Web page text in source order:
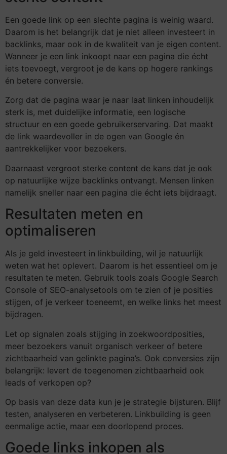
Een goede link op een slechte pagina is weinig waard.
Daarom is het belangrijk dat je niet alleen investeert in
backlinks, maar ook in de kwaliteit van je eigen content.
Wanneer je een link inkoopt naar een pagina die écht
iets toevoegt, vergroot je de kans op hogere rankings
én betere conversie.
Zorg dat de pagina waar je naar laat linken inhoudelijk
sterk is, met duidelijke informatie, een logische
structuur en een goede gebruikerservaring. Dat maakt
de link waardevoller in de ogen van Google én
aantrekkelijker voor bezoekers.
Daarnaast vergroot sterke content de kans dat je ook
op natuurlijke wijze backlinks ontvangt. Mensen linken
namelijk sneller naar een pagina die écht iets bijdraagt.
Resultaten meten en
optimaliseren
Als je geld investeert in linkbuilding, wil je natuurlijk
weten wat het oplevert. Daarom is het essentieel om je
resultaten te meten. Gebruik tools zoals Google Search
Console of SEO-analysetools om te zien of je posities
stijgen, of je verkeer toeneemt, en welke links het meest
bijdragen.
Let op signalen zoals stijging in zoekwoordposities,
meer bezoekers vanuit organisch verkeer of betere
zichtbaarheid van gelinkte pagina’s. Ook conversies zijn
belangrijk: levert de toegenomen zichtbaarheid ook
leads of verkopen op?
Op basis van deze data kun je je strategie bijsturen. Blijf
testen, analyseren en verbeteren. Linkbuilding is geen
eenmalige actie, maar een doorlopend proces.
Goede links inkopen als